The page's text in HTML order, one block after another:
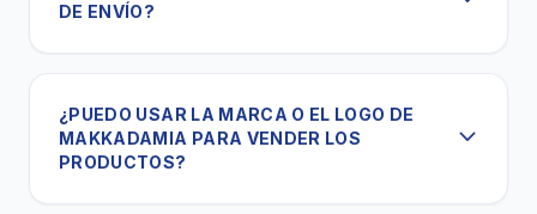
DE ENVÍO?
¿PUEDO USAR LA MARCA O EL LOGO DE
MAKKADAMIA PARA VENDER LOS
PRODUCTOS?